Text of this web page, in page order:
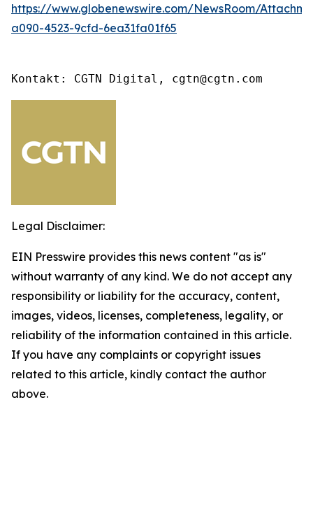
https://www.globenewswire.com/NewsRoom/
a090-4523-9cfd-6ea31fa01f65
Kontakt: CGTN Digital, cgtn@cgtn.com
Legal Disclaimer:
EIN Presswire provides this news content "as is"
without warranty of any kind. We do not accept any
responsibility or liability for the accuracy, content,
images, videos, licenses, completeness, legality, or
reliability of the information contained in this article.
If you have any complaints or copyright issues
related to this article, kindly contact the author
above.